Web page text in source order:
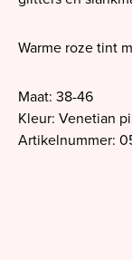
Warme roze tint
Maat: 38-46
Kleur: Venetian
Artikelnummer: